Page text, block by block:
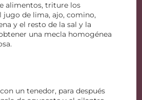
alimentos, triture los
jugo de lima, ajo, comino,
y el resto de la sal y la
una mecla homogénea
un tenedor, para después